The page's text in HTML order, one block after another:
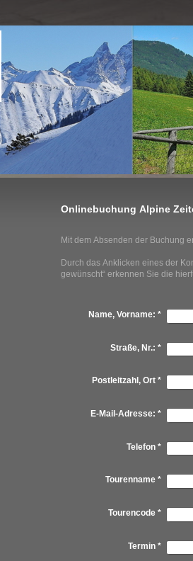
Onlinebuchung Alpine
Mit dem Absenden der Buchung
Durch das Anklicken eines der
gewünscht“ erkennen Sie die
Name, Vorname: *
Straße, Nr.: *
Postleitzahl, Ort *
E-Mail-Adresse: *
Telefon *
Tourenname *
Tourencode *
Termin *